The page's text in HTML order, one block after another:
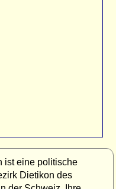
ist eine politische
Dietikon des